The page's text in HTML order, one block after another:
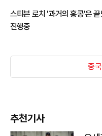
스티븐 로치 '과거의 홍콩'은
진행중
중
추천기사